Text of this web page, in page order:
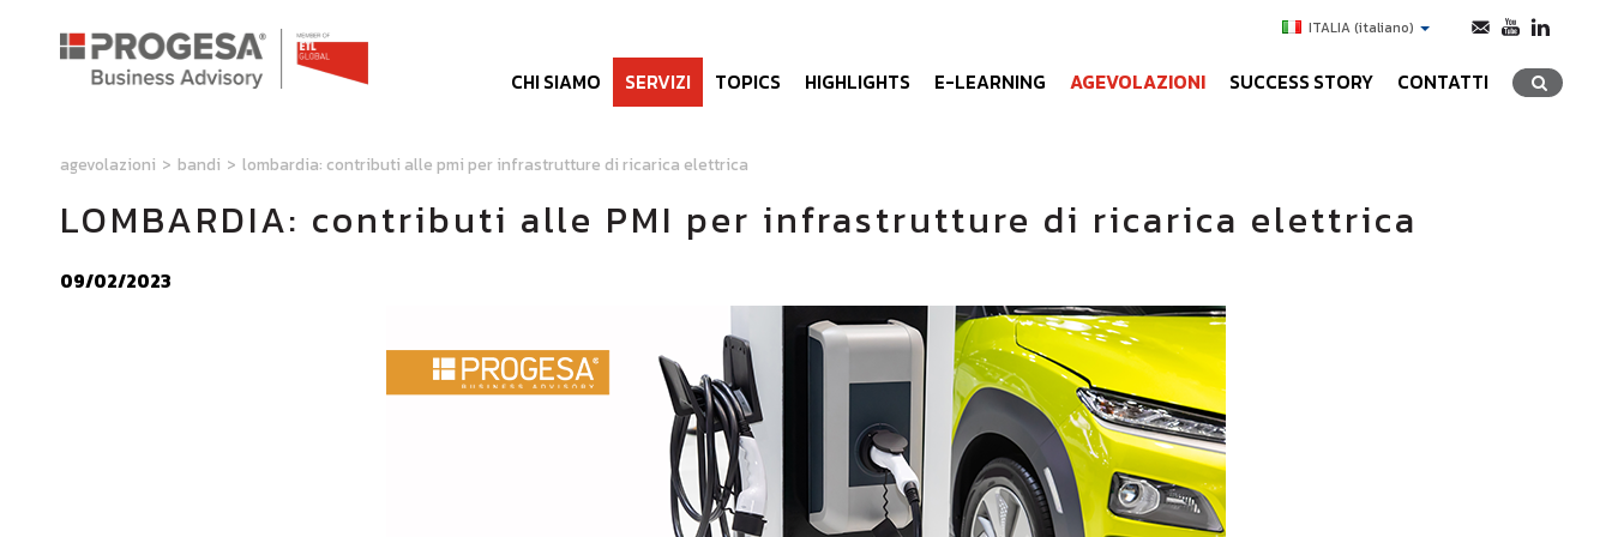
ITALIA(italiano)
CHI SIAMO SERVIZI TOPICS HIGHLIGHTS E-LEARNING AGEVOLAZIONI SUCCESS STORY CONTATTI
agevolazioni > bandi > lombardia: contributi alle pmi per infrastrutture di ricarica elettrica
LOMBARDIA: contributi alle PMI per infrastrutture di ricarica elettrica
09/02/2023